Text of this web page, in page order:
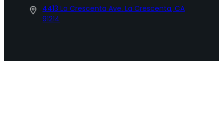
4413 La Crescenta Ave. La Crescenta, CA
91214